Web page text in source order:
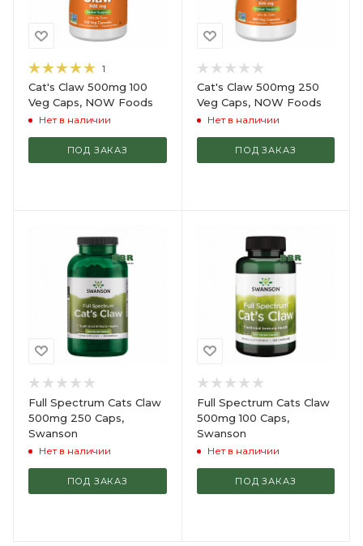
1
Cat's Claw 500mg 100
Veg Caps, NOW Foods
Нет в наличии
ПОД ЗАКАЗ
Cat's Claw 500mg 250
Veg Caps, NOW Foods
Нет в наличии
ПОД ЗАКАЗ
Full Spectrum Cats Claw
500mg 250 Caps,
Swanson
Нет в наличии
ПОД ЗАКАЗ
Full Spectrum Cats Claw
500mg 100 Caps,
Swanson
Нет в наличии
ПОД ЗАКАЗ